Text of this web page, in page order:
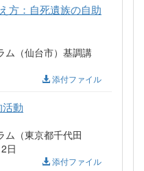
方：自死遺族の自助
ム（仙台市）基調講
添付ファイル
動
ム（東京都千代田
日
添付ファイル